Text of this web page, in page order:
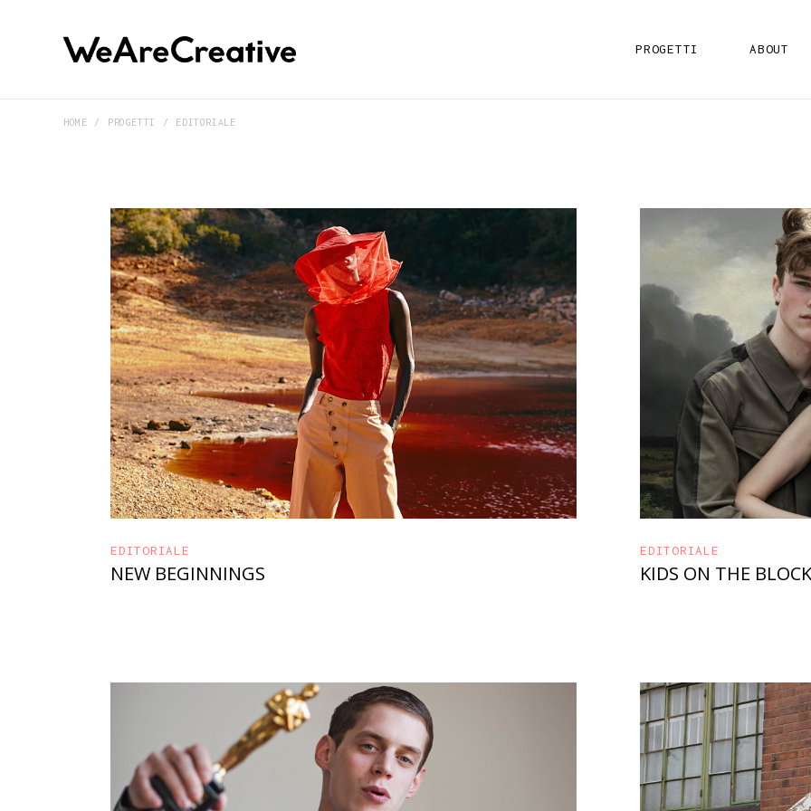
PROGETTI ABOUT
HOME PROGETTI EDITORIALE
EDITORIALE
NEW BEGINNINGS
EDITORIALE
KIDS ON THE BLOCK